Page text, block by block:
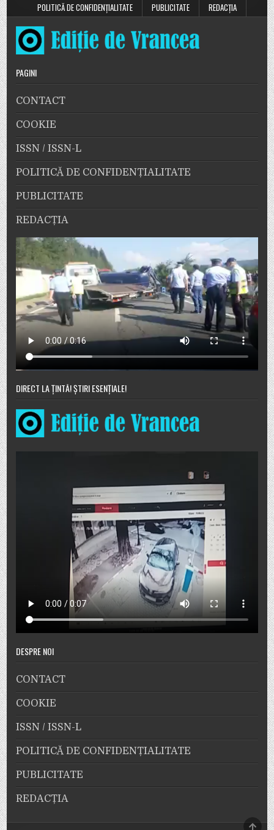
POLITICĂ DE CONFIDENȚIALITATE
PUBLICITATE REDACȚIA
PAGINI
CONTACT
COOKIE
ISSN / ISSN-L
POLITICĂ DE CONFIDENȚIALITATE
PUBLICITATE
REDACȚIA
DIRECT LA ȚINTĂ! ȘTIRI ESENȚIALE!
DESPRE NOI
CONTACT
COOKIE
ISSN / ISSN-L
POLITICĂ DE CONFIDENȚIALITATE
PUBLICITATE
REDACȚIA